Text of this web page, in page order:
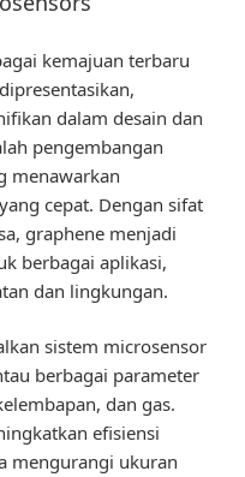
kemajuan terbaru
dalam desain dan
pengembangan
menawarkan
cepat. Dengan sifat
graphene menjadi
berbagai aplikasi,
dan lingkungan.
sistem microsensor
berbagai parameter
dan gas.
efisiensi
mengurangi ukuran